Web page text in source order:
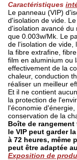
Caractéristiques
Le panneau (VIP)
d'isolation de vide.
d'isolation avancé du
que 0.003w/Mk. Le
de l'isolation de vide,
la fibre extrafine,
film en aluminium ou
effectivement de la
chaleur, conduction
réaliser un meilleur
Et il ne contient
la protection de
l'économie
conservation de la
Boîte de
le VIP peut garder
à 72 heures, même
peut être adaptée
Exposition de